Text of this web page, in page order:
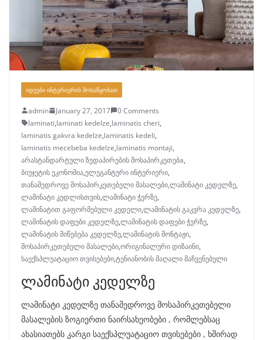
ᲘᲓᲔᲔᲑᲘ ᲘᲜᲢᲔᲠᲘᲔᲠᲘᲡ ᲛᲝᲡᲐᲬᲧᲝᲑᲐᲗ
admin January 27, 2017
0 Comments
laminati,laminati kedelze,laminatis cheri,
laminatis gakvra kedelze,laminatis kedeli,
laminatis mecebeba kedelze,laminatis montaji,
არასტანდარტული ზედაპირების მოსაპირკეთებa,
ბიუჯეტის ეკონომია,ელეგანტური ინტერიერი,
თანამედროვე მოსაპირკეთებელი მასალები,ლამინატი კედელზე,
ლამინატი კედლისთვის,ლამინატი ჭერზე,
ლამინატით გაფორმებული კედელი,ლამინატის გაკვრა კედელზე,
ლამინატის დაფები კედელზე,ლამინატის დაფები ჭერზე,
ლამინატის მიწებება კედელზე,ლამინატის მონტაჟი,
მოსაპირკეთებელი მასალები,ორიგინალური დიზაინი,
საექსპლუატაციო თვისებები,ტენიანობის მაღალი მაჩვენებელი
ლამინატი კედელზე
ლამინატი კედელზე თანამედროვე მოსაპირკეთებელი
მასალების ზოგიერთი ნაირსახეობები , რომლებსაც
ახასიათებს კარგი საექსპლუატაციო თვისებები , ხშირად